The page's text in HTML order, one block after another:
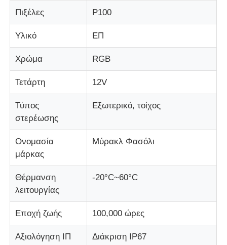
Ειδήσεις
Όλες οι περιπτώσεις
Ζητήστε μια προσφορά
Οθόνη LED Mesh
Οθόνη LED Mesh
LED διαφανής οθόνη φιλμ
Διαφανής οθόνη LED
Πιξέλες P100
Υλικό ΕΠ
Χρώμα RGB
Τετάρτη 12V
Τύπος
στερέωσης
Εξωτερικό, τοίχος
Ονομασία
μάρκας
Μύρακλ Φασόλι
Θέρμανση
λειτουργίας
-20°C~60°C
Εποχή ζωής 100,000 ώρες
Αξιολόγηση ΙΠ Διάκριση IP67